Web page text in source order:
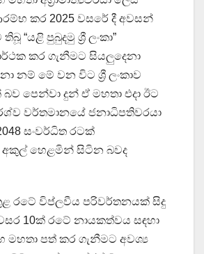
කර 2025 වසරේ දී අවසන්
“යළි පුබුදමු ශ්‍රී ලංකා”
කර ගැනීමට සියලුදෙනා
නම් මේ වන විට ශ්‍රී ලංකාව
පෙන්වා දුන් ඒ මහතා එදා ඊට
වර්තමානයේ ජනාධිපතිවරයා
සංවර්ධිත රටක්
අකුල් හෙළමින් සිටින බවද
රටේ විප්ලවීය පරිවර්තනයක් සිදු
10ක් රටේ නායකත්වය සඳහා
මහතා පත් කර ගැනීමට අවශ්‍ය